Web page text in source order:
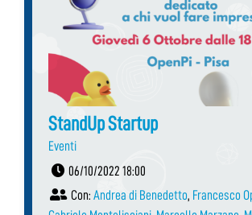
StandUp Startup
Eventi
06/10/2022 18:00
Con: Andrea di Benedetto, Francesco